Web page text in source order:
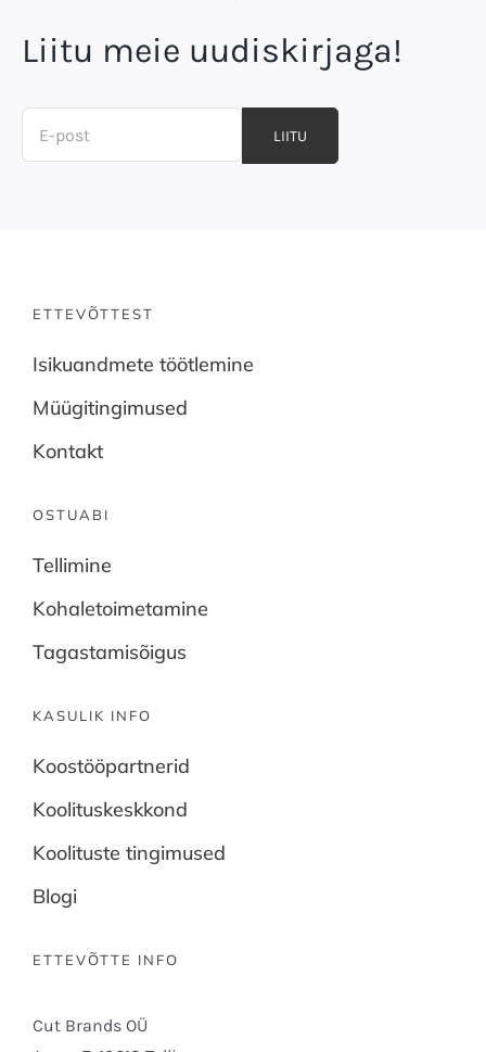
Liitu meie uudiskirjaga!
LIITU
ETTEVÕTTEST
Isikuandmete töötlemine
Müügitingimused
Kontakt
OSTUABI
Tellimine
Kohaletoimetamine
Tagastamisõigus
KASULIK INFO
Koostööpartnerid
Koolituskeskkond
Koolituste tingimused
Blogi
ETTEVÕTTE INFO
Cut Brands OÜ